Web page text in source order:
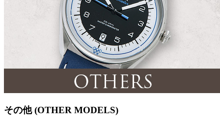
その他 (OTHER MODELS)